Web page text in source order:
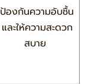
ป้องกันความอับชื้น
และให้ความสะดวก
สบาย